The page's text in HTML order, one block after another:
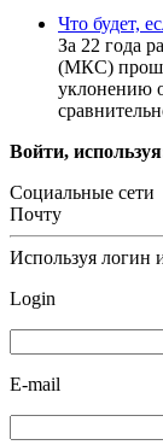
Что будет,
За 22 года
(МКС)
уклонению
Войти,
Социальные сети
Почту
Используя логин
Login
E-mail